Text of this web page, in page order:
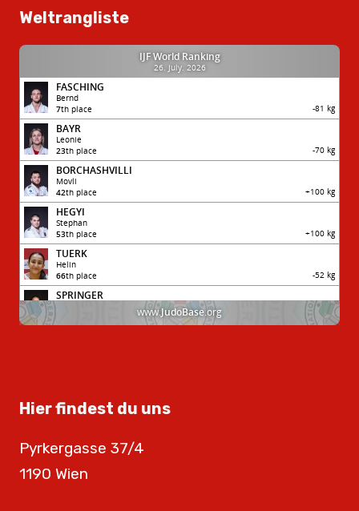
Weltrangliste
Hier findest du uns
Pyrkergasse 37/4
1190 Wien